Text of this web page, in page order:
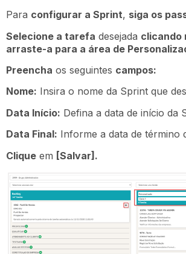
Para configurar a Sprint, siga os
Selecione a tarefa desejada clicando
arraste-a para a área de
Preencha os seguintes campos:
Nome: Insira o nome da Sprint que
Data Início: Defina a data de início da
Data Final: Informe a data de término
Clique em [Salvar].